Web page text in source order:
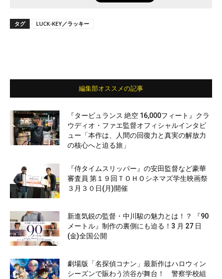
タグ LUCK-KEY／ラッキー
編集部オススメの記事
『タービュランス 絶空 16,000フィート』クラ
ウディオ・ファエ監督オフィシャルインタビ
ュー「本作は、人間の回復力と真実の解放力
の核心へと迫る旅」
『侍タイムスリッパー』の安田監督など豪華
審査員 第１９回ＴＯＨＯシネマズ学生映画祭
３月３０日(月)開催
新進気鋭の監督・中川駿の魅力とは！？ 『90
メートル』制作の裏側にも迫る！3 月 27 日
(金)全国公開
劇場版「名探偵コナン」最新作はハロウィン
シーズンで賑わう渋谷が舞台！ 警察学校組